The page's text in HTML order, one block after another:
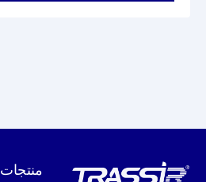
منتجات